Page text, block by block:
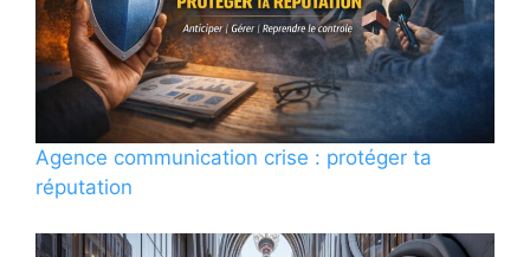
Agence communication crise : protéger ta
réputation